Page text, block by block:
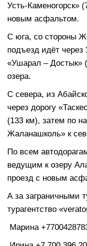
Усть-Каменогорск»
новым асфальтом.
С юга, со стороны
подъезд идёт
«Ушарал – Достык»
озера.
С севера, из
через дорогу
(133 км), затем по
Жаланашколь» к
По всем
ведущим к озеру
проезд с новым
А за заграничными
турагентство
Марина